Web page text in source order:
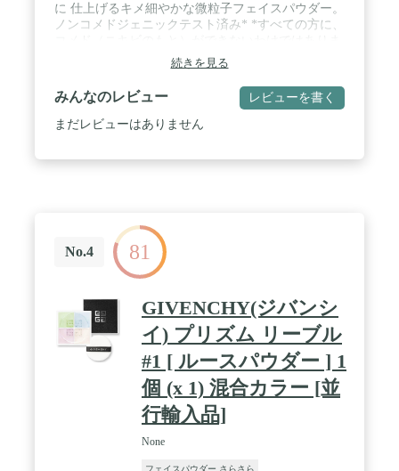
に 仕上げるキメ細やかな微粒子フェイスパウダー。
ノンコメドジェニックテスト済み* *すべての方に、
続きを見る
みんなのレビュー レビューを書く
まだレビューはありません
No.4 81
GIVENCHY(ジバンシ
イ) プリズム リーブル
#1 [ ルースパウダー ] 1
個 (x 1) 混合カラー [並
行輸入品]
None
フェイスパウダー さらさら